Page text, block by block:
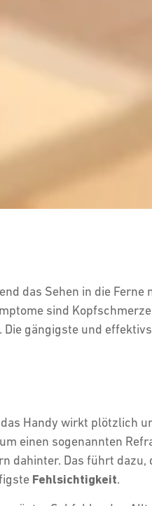
das Sehen in die
sind
gängigste und
Handy wirkt plötzlich
einen sogenannten
dahinter. Das führt dazu,
Fehlsichtigkeit.